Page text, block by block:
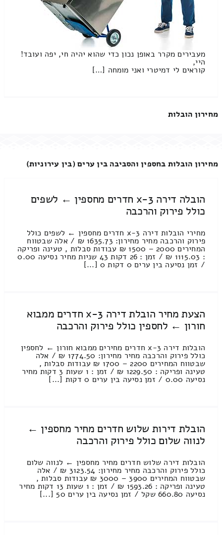
מעבירים מקרר באופן נכון כדי שהוא יהיה חי, יפה ועובד!
היי,
קוראים לי דמיטרי ואני מומחה […]
מחירון הובלות
מחירון הובלות בחספין והסביבה בין ערים (בין עירוניות)
הובלה דירה 3-x חדרים מחספין ← לשפים
כולל פירוק והרכבה
מחירי הובלות דירה 3-x חדרים מחספין ← לשפים כולל
פירוק והרכבה מחיר מחירון: 1635.73 ₪ / אלה שבטווח
המחירים 2000 – 1500 ₪ עבודות סבלות , טעינה ופריקה
: 1115.03 ₪ / זמן : 26 דקות 43 שניות מחיר נסיעה 0.00
/ זמן נסיעה בין ערים 0 דקות 0 [...]
הצעת מחיר הובלת דירה 3-x חדרים ממבוא
חורון ← לחספין כולל פירוק והרכבה
הובלות דירה 3-x חדרים מחירים ממבוא חורון ← לחספין
כולל פירוק והרכבה מחיר מחירון: 1774.50 ₪ / אלה
שבטווח המחירים 2200 – 1700 ₪ עבודות סבלות ,
טעינה ופריקה : 1229.50 ₪ / זמן : 1 שעות 3 דקות מחיר
נסיעה 0.00 / זמן נסיעה בין ערים 0 דקות [...]
הובלת דירות שלוש חדרים מחיר מחספין ←
לנווה שלום כולל פירוק והרכבה
הובלות דירה שלוש חדרים מחיר מחספין ← לנווה שלום
כולל פירוק והרכבה מחיר מחירון: 3123.54 ₪ / אלה
שבטווח המחירים 3900 – 3000 ₪ עבודות סבלות ,
טעינה ופריקה : 1593.26 ₪ / זמן : 1 שעות 13 דקות מחיר
נסיעה 660.80 שקל / זמן נסיעה בין ערים 50 [...]